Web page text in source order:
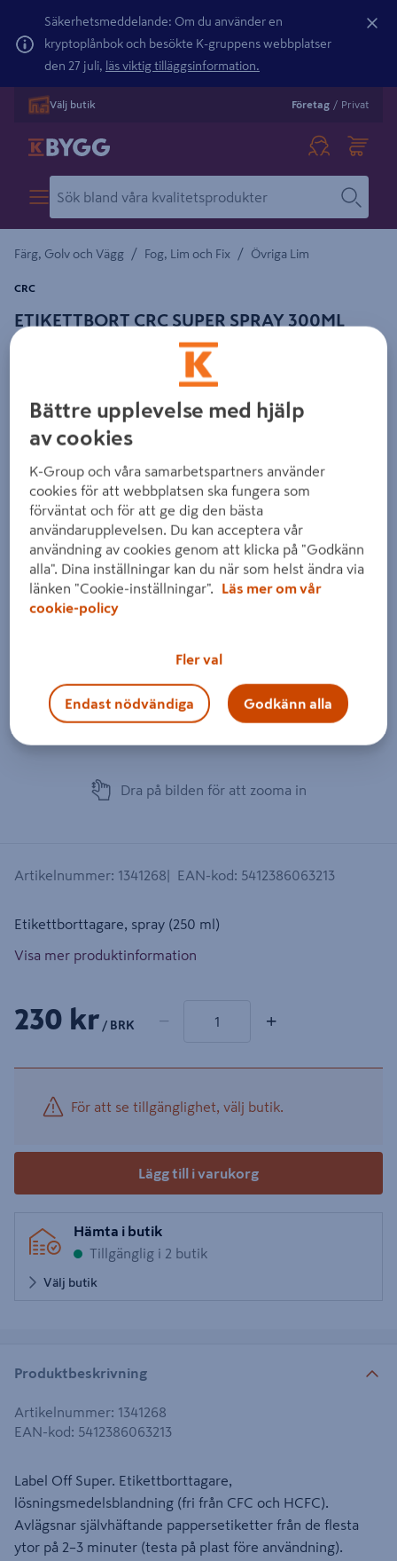
Säkerhetsmeddelande: Om du använder en
kryptoplånbok och besökte K-gruppens webbplatser
den 27 juli, läs viktig tilläggsinformation.
Välj butik Företag / Privat
Färg, Golv och Vägg / Fog, Lim och Fix / Övriga Lim
ETIKETTBORT CRC SUPER SPRAY 300ML
CRC
Detaljerad beskrivning finns i produktbeskrivningsområdet
Dra på bilden för att zooma in
Artikelnummer: 1341268 EAN-kod: 5412386063213
Etikettborttagare, spray (250 ml)
Visa mer produktinformation
230 kr / BRK − +
För att se tillgänglighet, välj butik.
Lägg till i varukorg
Hämta i butik
Tillgänglig i 2 butik
Välj butik
Produktbeskrivning
Artikelnummer: 1341268
EAN-kod: 5412386063213
Label Off Super. Etikettborttagare,
lösningsmedelsblandning (fri från CFC och HCFC).
Avlägsnar självhäftande pappersetiketter från de flesta
ytor på 2–3 minuter (testa på plast före användning).
Bättre upplevelse med hjälp
av cookies
K-Group och våra samarbetspartners använder
cookies för att webbplatsen ska fungera som
förväntat och för att ge dig den bästa
användarupplevelsen. Du kan acceptera vår
användning av cookies genom att klicka på "Godkänn
alla". Dina inställningar kan du när som helst ändra via
länken "Cookie-inställningar".
Läs mer om vår
cookie-policy
Fler val
Endast nödvändiga Godkänn alla